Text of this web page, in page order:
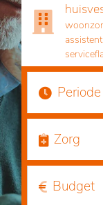
Periode
Zorg
Budget